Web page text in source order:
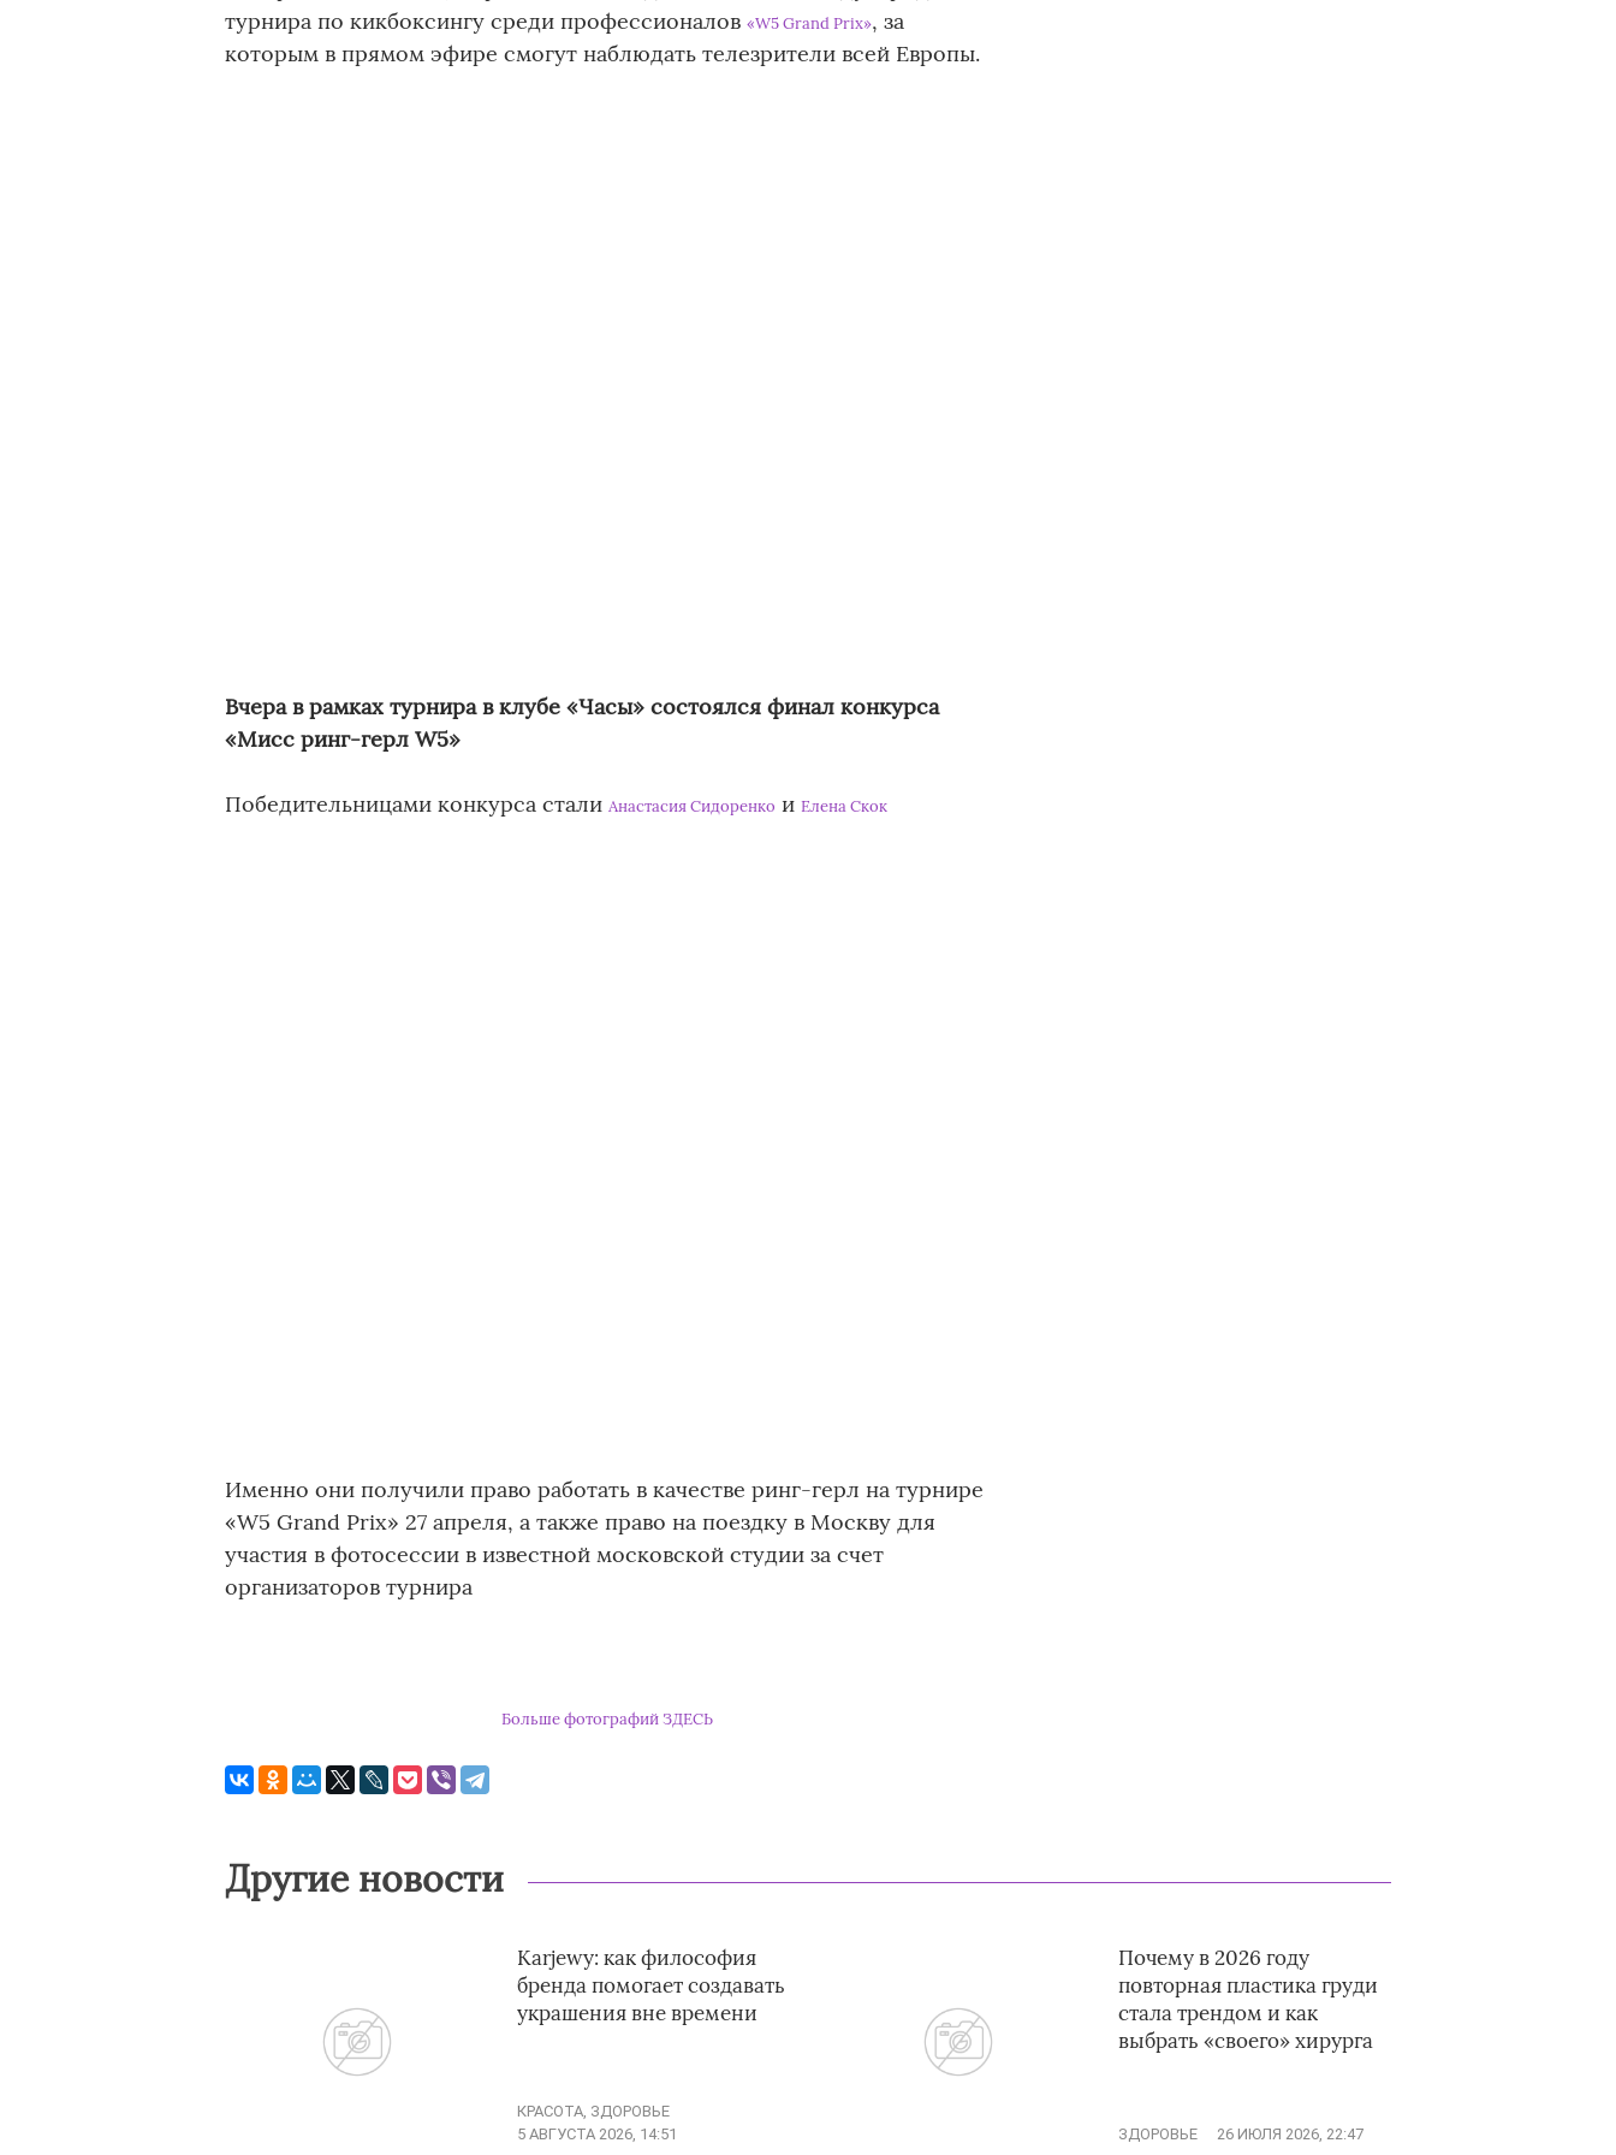
турнира по кикбоксингу среди профессионалов «W5 Grand Prix», за
которым в прямом эфире смогут наблюдать телезрители всей Европы.
Вчера в рамках турнира в клубе «Часы» состоялся финал конкурса
«Мисс ринг-герл W5»
Победительницами конкурса стали Анастасия Сидоренко и Елена Скок
Именно они получили право работать в качестве ринг-герл на турнире
«W5 Grand Prix» 27 апреля, а также право на поездку в Москву для
участия в фотосессии в известной московской студии за счет
организаторов турнира
Больше фотографий ЗДЕСЬ
Другие новости
Karjewy: как философия
бренда помогает создавать
украшения вне времени
КРАСОТА, ЗДОРОВЬЕ
5 АВГУСТА 2026, 14:51
Почему в 2026 году
повторная пластика груди
стала трендом и как
выбрать «своего» хирурга
ЗДОРОВЬЕ 26 ИЮЛЯ 2026, 22:47